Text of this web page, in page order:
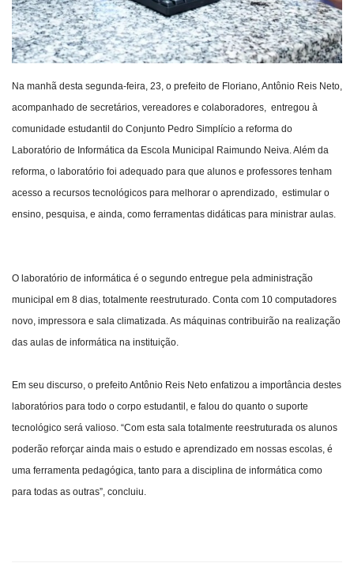
Na manhã desta segunda-feira, 23, o prefeito de Floriano, Antônio Reis Neto,
acompanhado de secretários, vereadores e colaboradores, entregou à
comunidade estudantil do Conjunto Pedro Simplício a reforma do
Laboratório de Informática da Escola Municipal Raimundo Neiva. Além da
reforma, o laboratório foi adequado para que alunos e professores tenham
acesso a recursos tecnológicos para melhorar o aprendizado, estimular o
ensino, pesquisa, e ainda, como ferramentas didáticas para ministrar aulas.
O laboratório de informática é o segundo entregue pela administração
municipal em 8 dias, totalmente reestruturado. Conta com 10 computadores
novo, impressora e sala climatizada. As máquinas contribuirão na realização
das aulas de informática na instituição.
Em seu discurso, o prefeito Antônio Reis Neto enfatizou a importância destes
laboratórios para todo o corpo estudantil, e falou do quanto o suporte
tecnológico será valioso. “Com esta sala totalmente reestruturada os alunos
poderão reforçar ainda mais o estudo e aprendizado em nossas escolas, é
uma ferramenta pedagógica, tanto para a disciplina de informática como
para todas as outras”, concluiu.